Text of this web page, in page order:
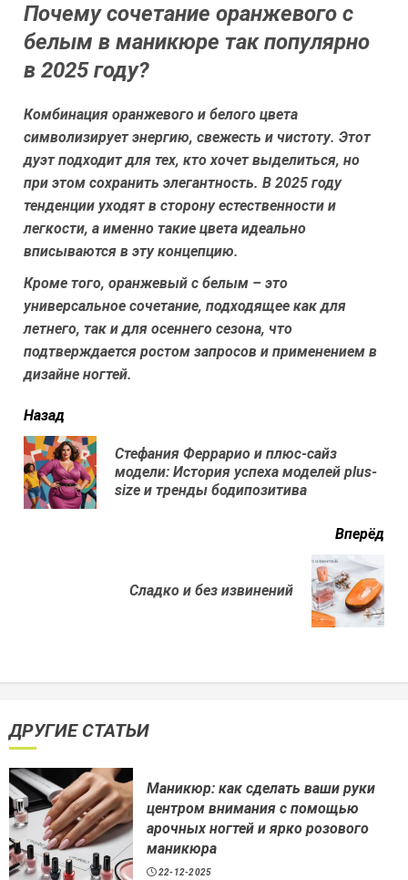
Почему сочетание оранжевого с
белым в маникюре так популярно
в 2025 году?
Комбинация оранжевого и белого цвета
символизирует энергию, свежесть и чистоту. Этот
дуэт подходит для тех, кто хочет выделиться, но
при этом сохранить элегантность. В 2025 году
тенденции уходят в сторону естественности и
легкости, а именно такие цвета идеально
вписываются в эту концепцию.
Кроме того, оранжевый с белым – это
универсальное сочетание, подходящее как для
летнего, так и для осеннего сезона, что
подтверждается ростом запросов и применением в
дизайне ногтей.
читать
еще
Назад
Стефания Феррарио и плюс-сайз
модели: История успеха моделей plus-
size и тренды бодипозитива
Вперёд
Сладко и без извинений
ДРУГИЕ СТАТЬИ
Маникюр: как сделать ваши руки
центром внимания с помощью
арочных ногтей и ярко розового
маникюра
22-12-2025